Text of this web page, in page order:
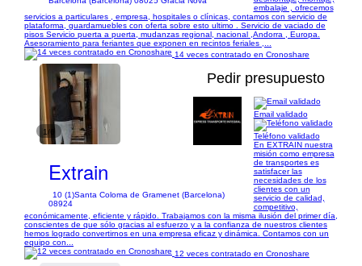
embalaje , ofrecemos
servicios a particulares , empresa, hospitales o clínicas, contamos con servicio de
plataforma, guardamuebles con oferta sobre esto ultimo . Servicio de vaciado de
pisos Servicio puerta a puerta, mudanzas regional, nacional ,Andorra , Europa.
Asesoramiento para feriantes que exponen en recintos feriales ,...
14 veces contratado en Cronoshare
1/6
Pedir presupuesto
Extrain
10 (1)Santa Coloma de Gramenet (Barcelona)
08924
Email validado
Teléfono validado
En EXTRAIN nuestra
misión como empresa
de transportes es
satisfacer las
necesidades de los
clientes con un
servicio de calidad,
competitivo,
económicamente, eficiente y rápido. Trabajamos con la misma ilusión del primer día,
conscientes de que sólo gracias al esfuerzo y a la confianza de nuestros clientes
hemos logrado convertirnos en una empresa eficaz y dinámica. Contamos con un
equipo con...
12 veces contratado en Cronoshare